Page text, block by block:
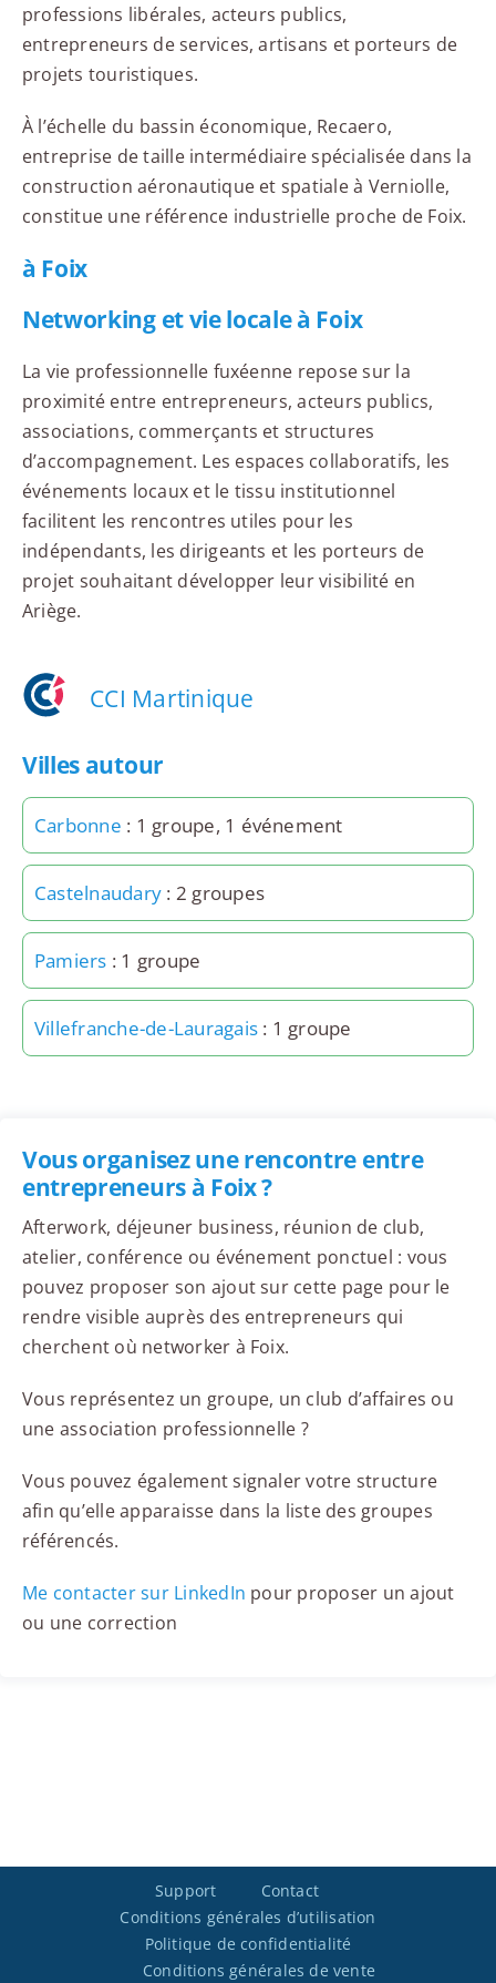
professions libérales, acteurs publics,
entrepreneurs de services, artisans et porteurs de
projets touristiques.
À l’échelle du bassin économique, Recaero,
entreprise de taille intermédiaire spécialisée dans la
construction aéronautique et spatiale à Verniolle,
constitue une référence industrielle proche de Foix.
à Foix
Networking et vie locale à Foix
La vie professionnelle fuxéenne repose sur la
proximité entre entrepreneurs, acteurs publics,
associations, commerçants et structures
d’accompagnement. Les espaces collaboratifs, les
événements locaux et le tissu institutionnel
facilitent les rencontres utiles pour les
indépendants, les dirigeants et les porteurs de
projet souhaitant développer leur visibilité en
Ariège.
CCI Martinique
Villes autour
Carbonne : 1 groupe, 1 événement
Castelnaudary : 2 groupes
Pamiers : 1 groupe
Villefranche-de-Lauragais : 1 groupe
Vous organisez une rencontre entre
entrepreneurs à Foix ?
Afterwork, déjeuner business, réunion de club,
atelier, conférence ou événement ponctuel : vous
pouvez proposer son ajout sur cette page pour le
rendre visible auprès des entrepreneurs qui
cherchent où networker à Foix.
Vous représentez un groupe, un club d’affaires ou
une association professionnelle ?
Vous pouvez également signaler votre structure
afin qu’elle apparaisse dans la liste des groupes
référencés.
Me contacter sur LinkedIn pour proposer un ajout
ou une correction
Support
Contact
Conditions générales d’utilisation
Politique de confidentialité
Conditions générales de vente